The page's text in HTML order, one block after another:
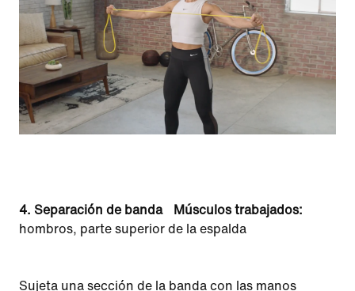
4. Separación de banda
Músculos trabajados:
hombros, parte superior de la espalda
Sujeta una sección de la banda con las manos